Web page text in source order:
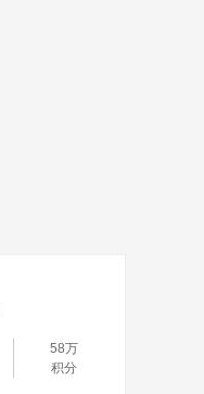
58万
积分